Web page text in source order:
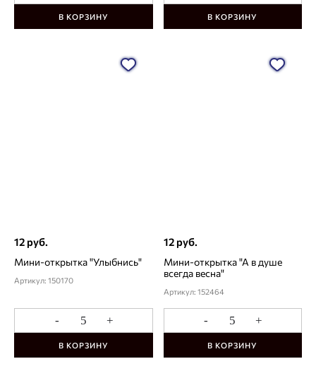
В КОРЗИНУ В КОРЗИНУ
12 руб.
Мини-открытка "Улыбнись"
Артикул: 150170
- +
В КОРЗИНУ
12 руб.
Мини-открытка "А в душе
всегда весна"
Артикул: 152464
- +
В КОРЗИНУ